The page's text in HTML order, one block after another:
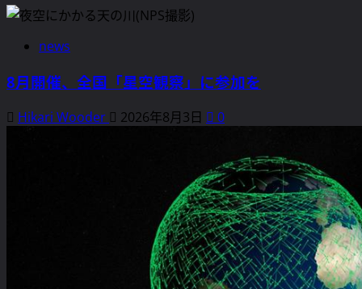
news
8月開催、全国「星空観察」に参加を
Hikari Wooder 2026年8月3日 0